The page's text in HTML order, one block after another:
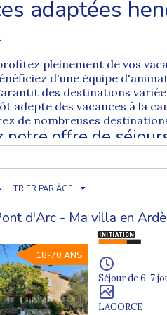
adaptées
pleinement de vos
d'une équipe
des destinations
adepte des vacances à la
de nombreuses
notre offre de
transporter hors des
Les séjours Supernova
de chaque personne vous
adaptées en France ou à
hors de nos
riches en
le pays. Profitez de la
à l'étranger
, vous
nos séjours adaptés en
profite pleinement de
TRIER PAR ÂGE
d'Arc - Ma villa en
18-70 ANS
Séjour de 6, 7
LAGORCE